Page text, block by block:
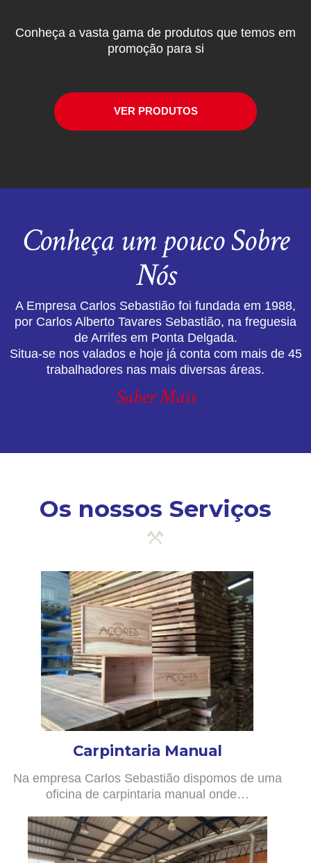
Conheça a vasta gama de produtos que temos em
promoção para si
VER PRODUTOS
Conheça um pouco Sobre
Nós
A Empresa Carlos Sebastião foi fundada em 1988,
por Carlos Alberto Tavares Sebastião, na freguesia
de Arrifes em Ponta Delgada.
Situa-se nos valados e hoje já conta com mais de 45
trabalhadores nas mais diversas áreas.
Saber Mais
Os nossos Serviços
Carpintaria Manual
Na empresa Carlos Sebastião dispomos de uma
oficina de carpintaria manual onde…